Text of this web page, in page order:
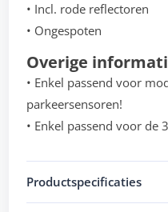
• Incl. rode reflectoren
• Ongespoten
Overige
• Enkel passend voor
parkeersensoren!
• Enkel passend voor de
Productspecificaties